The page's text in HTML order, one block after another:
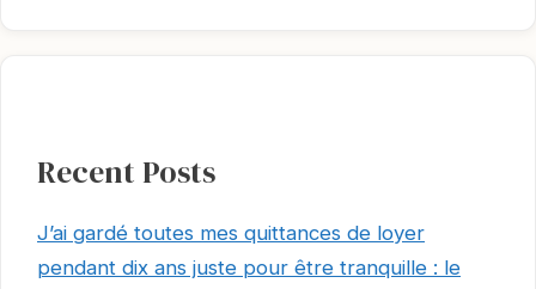
Recent Posts
J’ai gardé toutes mes quittances de loyer
pendant dix ans juste pour être tranquille : le